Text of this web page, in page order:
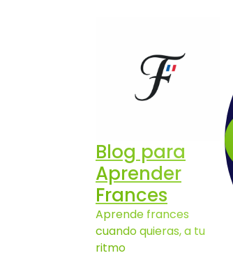
Blog para
Aprender
Frances
Aprende frances
cuando quieras, a tu
ritmo